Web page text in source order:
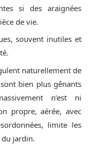
si des araignées
de vie.
souvent inutiles et
naturellement de
bien plus gênants
n’est ni
propre, aérée, avec
limite les
du jardin.